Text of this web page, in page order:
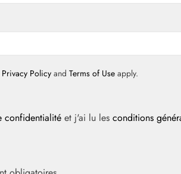
Contenu :0.03
Privacy Policy and Terms of Use apply.
confidentialité et j'ai lu les conditions